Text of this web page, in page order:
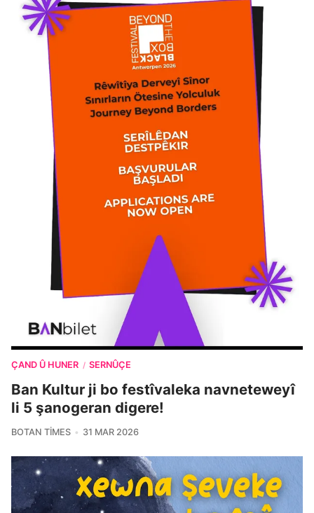
ÇAND Û HUNER / SERNÛÇE
Ban Kultur ji bo festîvaleka navneteweyî
li 5 şanogeran digere!
BOTAN TIMES 31 MAR 2026